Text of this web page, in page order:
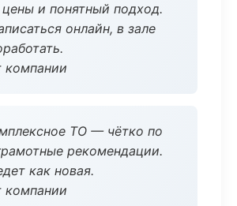
и понятный подход.
онлайн, в зале
компании
ТО — чётко по
рекомендации.
как новая.
компании